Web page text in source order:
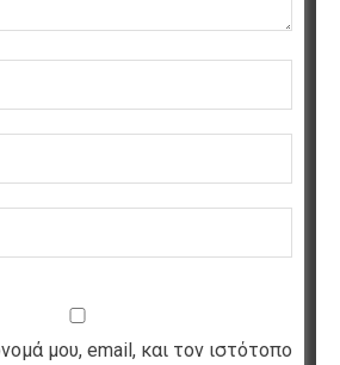
μου, email, και τον ιστότοπο